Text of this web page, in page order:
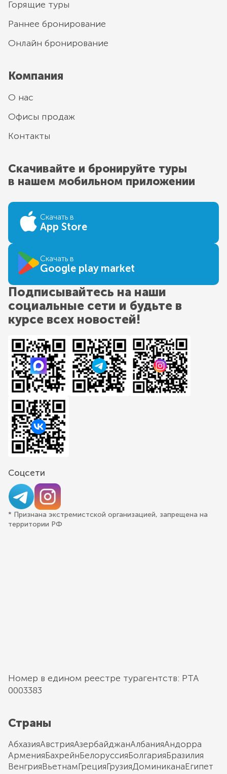
Горящие туры
Раннее бронирование
Онлайн бронирование
Компания
О нас
Офисы продаж
Контакты
Скачивайте и бронируйте туры
в нашем мобильном приложении
Скачать в
App Store
Скачать в
Google play market
Подписывайтесь на наши
социальные сети и будьте в
курсе всех новостей!
Соцсети
* Признана экстремистской организацией, запрещена на
территории РФ
Номер в едином реестре турагентств: РТА
0003383
Страны
АбхазияАвстрияАзербайджанАлбанияАндорра
АрменияБахрейнБелоруссияБолгарияБразилия
ВенгрияВьетнамГрецияГрузияДоминиканаЕгипет